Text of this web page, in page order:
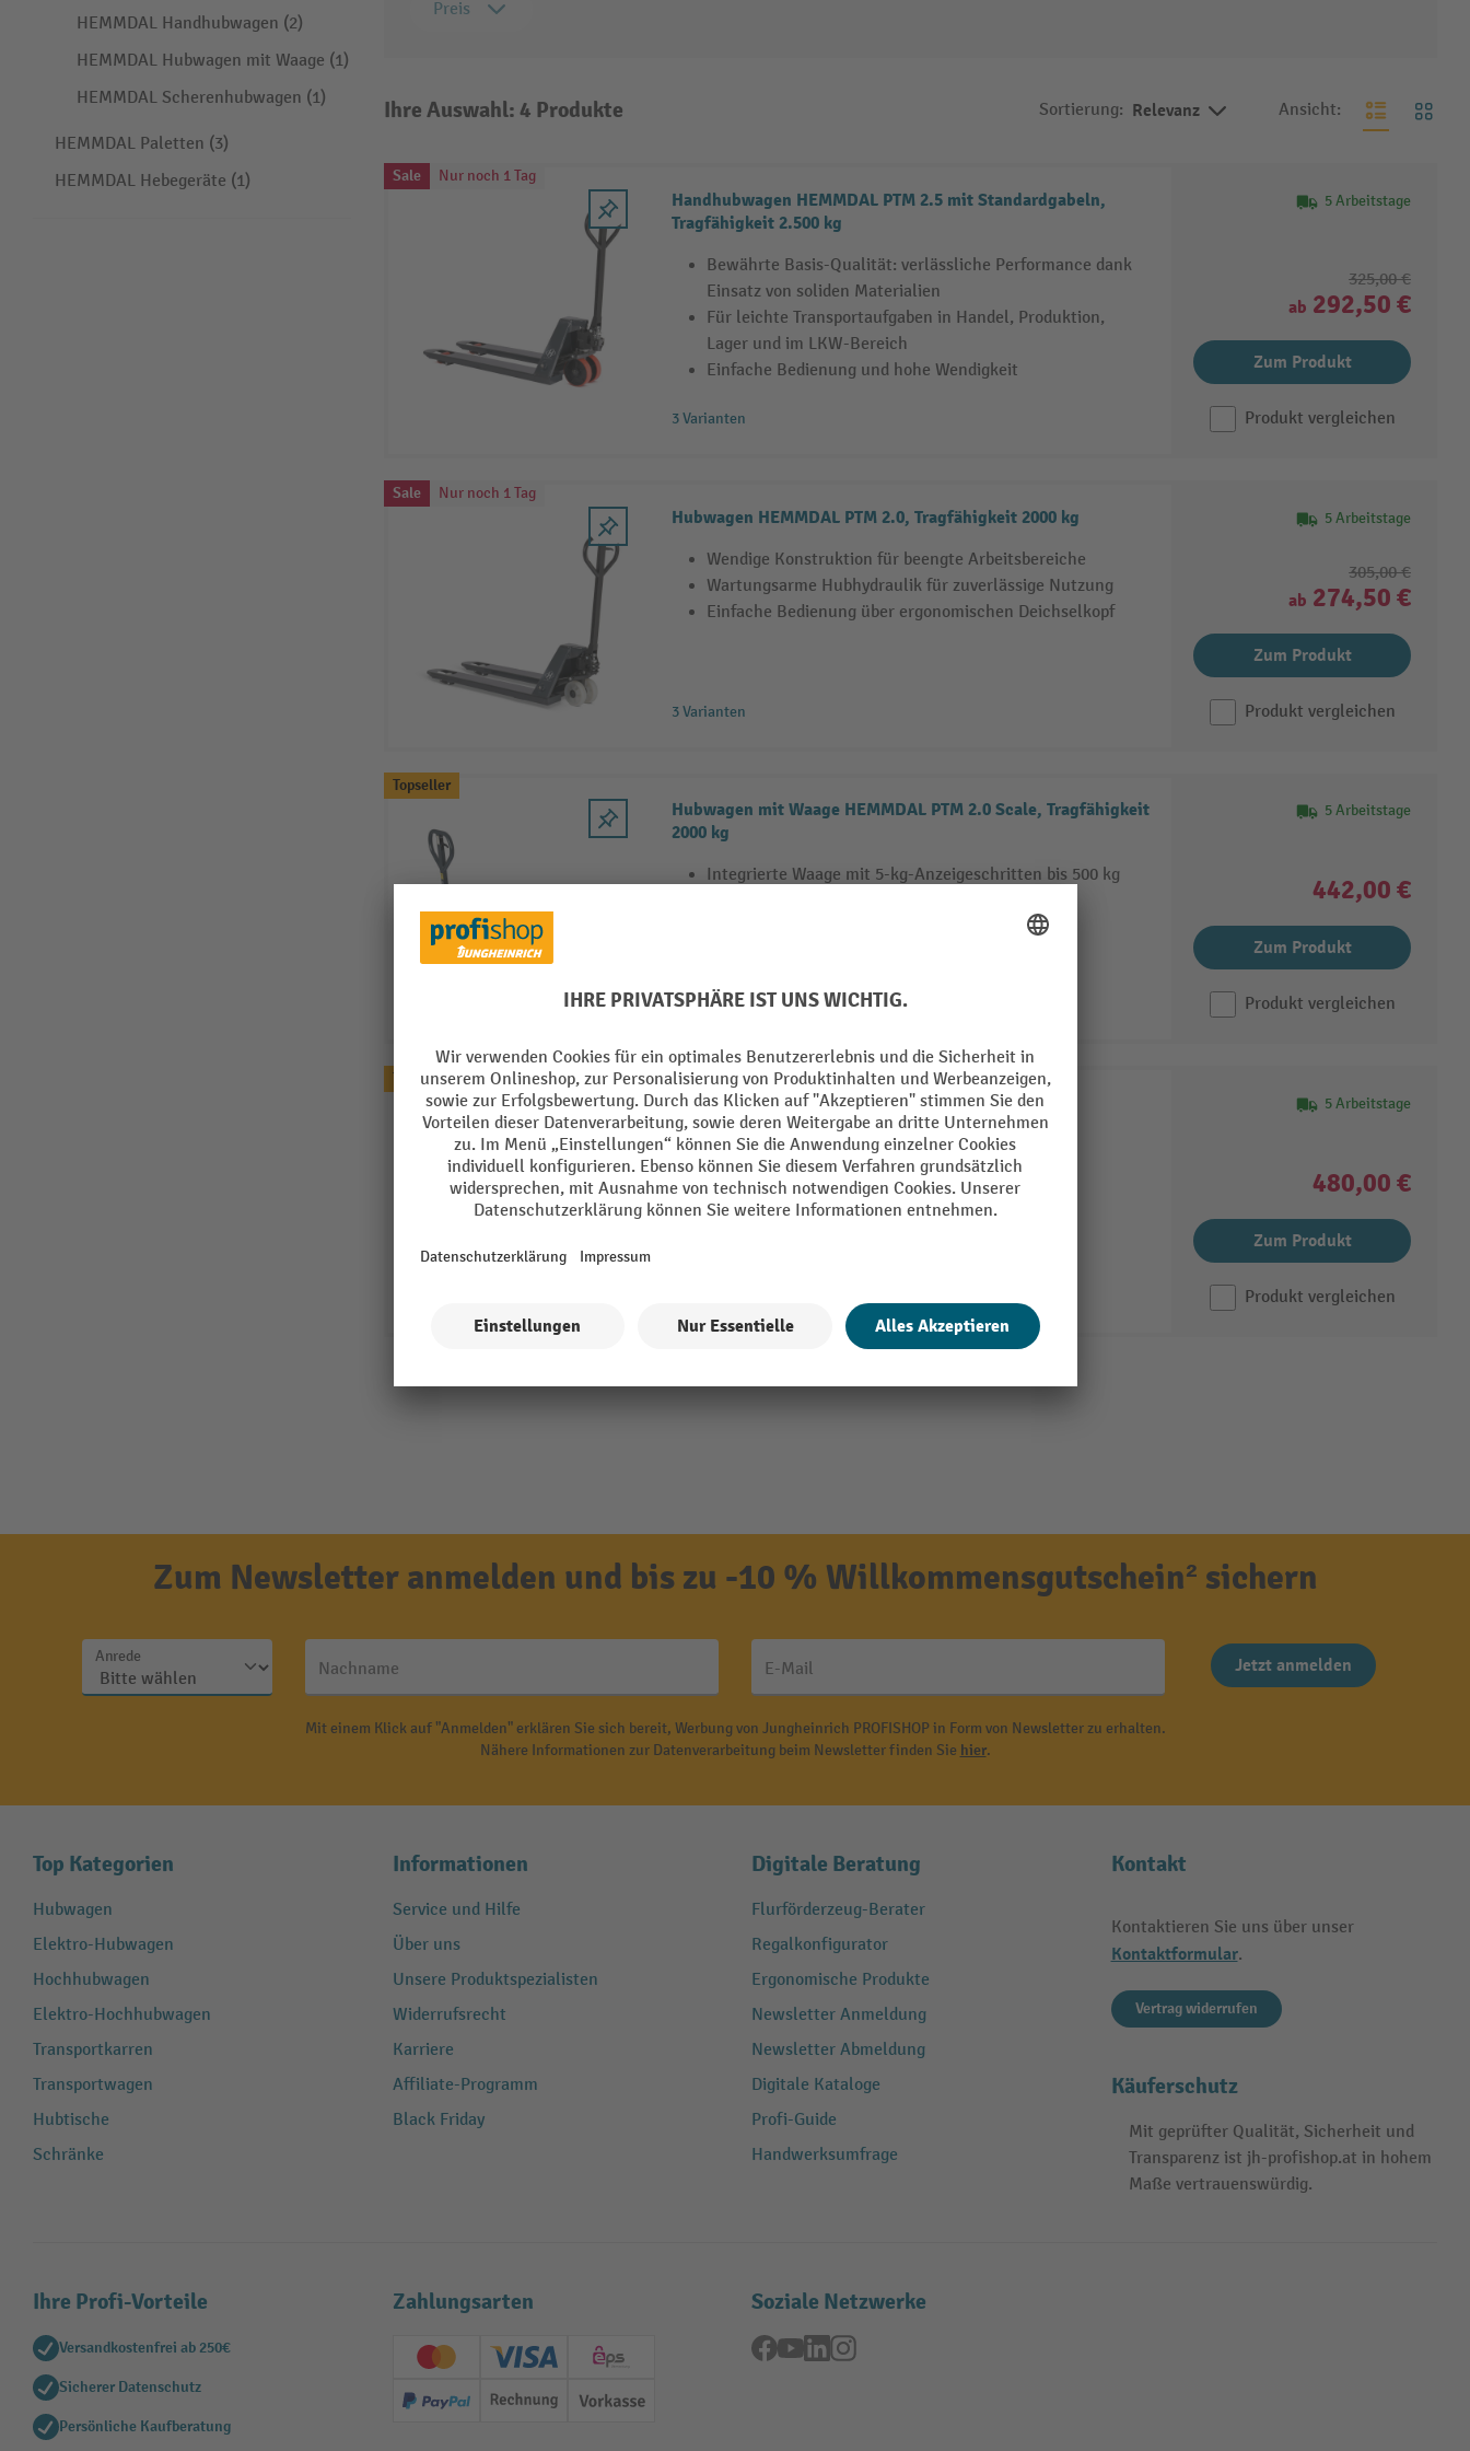
HEMMDAL Handhubwagen (2)
HEMMDAL Hubwagen mit Waage (1)
HEMMDAL Scherenhubwagen (1)
HEMMDAL Paletten (3)
HEMMDAL Hebegeräte (1)
Preis
Ihre Auswahl: 4 Produkte Sortierung: Relevanz Ansicht:
Sale Nur noch 1 Tag
Handhubwagen HEMMDAL PTM 2.5 mit Standardgabeln,
Tragfähigkeit 2.500 kg
Bewährte Basis-Qualität: verlässliche Performance dank
Einsatz von soliden Materialien
Für leichte Transportaufgaben in Handel, Produktion,
Lager und im LKW-Bereich
Einfache Bedienung und hohe Wendigkeit
3 Varianten
5 Arbeitstage
325,00 €
ab 292,50 €
Zum Produkt
Produkt vergleichen
Sale Nur noch 1 Tag
Hubwagen HEMMDAL PTM 2.0, Tragfähigkeit 2000 kg
Wendige Konstruktion für beengte Arbeitsbereiche
Wartungsarme Hubhydraulik für zuverlässige Nutzung
Einfache Bedienung über ergonomischen Deichselkopf
3 Varianten
5 Arbeitstage
305,00 €
ab 274,50 €
Zum Produkt
Produkt vergleichen
Topseller
Hubwagen mit Waage HEMMDAL PTM 2.0 Scale, Tragfähigkeit
2000 kg
Integrierte Waage mit 5-kg-Anzeigeschritten bis 500 kg
Mit Tara-Funktion und manueller Nullkorrektur
2 Varianten
5 Arbeitstage
442,00 €
Zum Produkt
Produkt vergleichen
Topseller
Scherenhubwagen HEMMDAL PTM 1.0 Scissor
Tragfähigkeit: 1.000 kg
Gabellänge: 1.150 mm
Als Handhubwagen oder Hubtisch einsetzbar
5 Arbeitstage
480,00 €
Zum Produkt
Produkt vergleichen
Zum Newsletter anmelden und bis zu -10 % Willkommensgutschein² sichern
Anrede
Nachname E-Mail Jetzt anmelden
Mit einem Klick auf "Anmelden" erklären Sie sich bereit, Werbung von Jungheinrich PROFISHOP in Form von Newsletter zu erhalten.
Nähere Informationen zur Datenverarbeitung beim Newsletter finden Sie hier.
Top Kategorien
Hubwagen
Elektro-Hubwagen
Hochhubwagen
Elektro-Hochhubwagen
Transportkarren
Transportwagen
Hubtische
Schränke
Informationen
Service und Hilfe
Über uns
Unsere Produktspezialisten
Widerrufsrecht
Karriere
Affiliate-Programm
Black Friday
Digitale Beratung
Flurförderzeug-Berater
Regalkonfigurator
Ergonomische Produkte
Newsletter Anmeldung
Newsletter Abmeldung
Digitale Kataloge
Profi-Guide
Handwerksumfrage
Kontakt
Kontaktieren Sie uns über unser
Kontaktformular.
Vertrag widerrufen
Käuferschutz
Mit geprüfter Qualität, Sicherheit und
Transparenz ist jh-profishop.at in hohem
Maße vertrauenswürdig.
Ihre Profi-Vorteile
Versandkostenfrei ab 250€
Sicherer Datenschutz
Persönliche Kaufberatung
Zahlungsarten
Creditcard (Master)Creditcard (Visa)
EPS
PayPal Rechnung Vorkasse
Soziale Netzwerke
Facebook
YouTubeLinkedInInstagram